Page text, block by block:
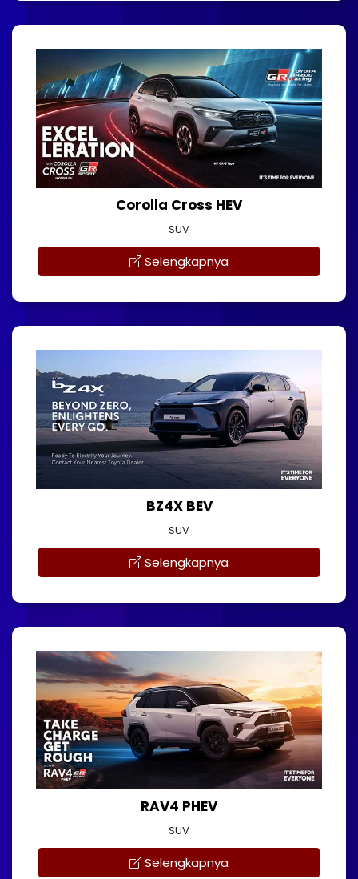
Corolla Cross HEV
SUV
Selengkapnya
BZ4X BEV
SUV
Selengkapnya
RAV4 PHEV
SUV
Selengkapnya